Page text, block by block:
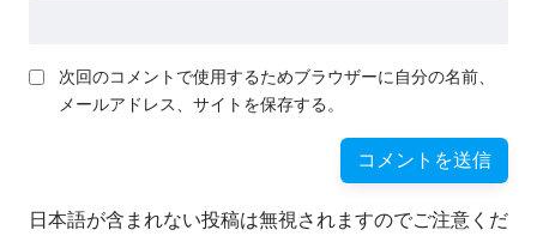
次回のコメントで使用するためブラウザーに自分の名前、
メールアドレス、サイトを保存する。
日本語が含まれない投稿は無視されますのでご注意くだ